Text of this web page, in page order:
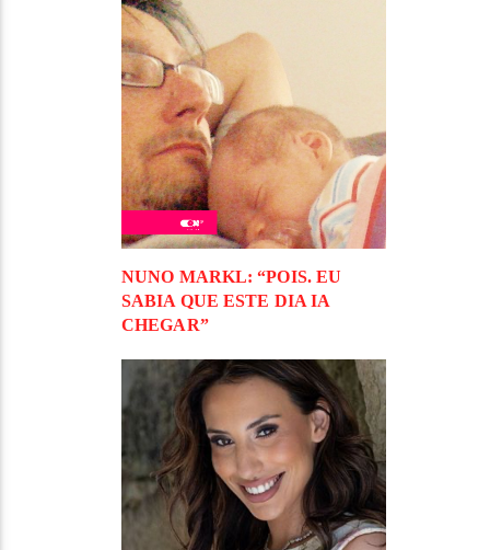
NUNO MARKL: “POIS. EU
SABIA QUE ESTE DIA IA
CHEGAR”